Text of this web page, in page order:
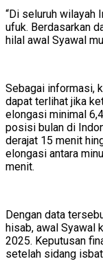
“Di seluruh wilayah
ufuk. Berdasarkan
hilal awal Syawal
Sebagai informasi,
dapat terlihat jika
elongasi minimal
posisi bulan di
derajat 15 menit
elongasi antara
menit.
Dengan data
hisab, awal Syawal
2025. Keputusan
setelah sidang